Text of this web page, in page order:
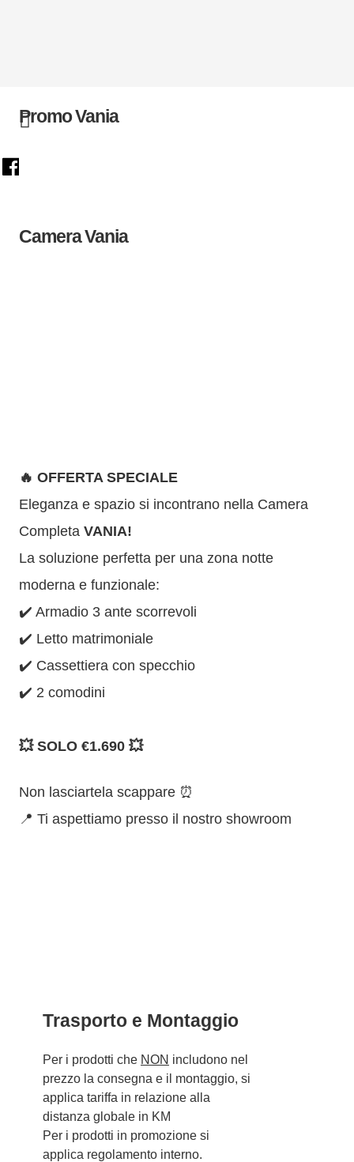
Promo Vania
Camera Vania
🔥 OFFERTA SPECIALE
Eleganza e spazio si incontrano nella Camera
Completa VANIA!
La soluzione perfetta per una zona notte
moderna e funzionale:
✔️ Armadio 3 ante scorrevoli
✔️ Letto matrimoniale
✔️ Cassettiera con specchio
✔️ 2 comodini
💥 SOLO €1.690 💥
Non lasciartela scappare ⏰
📍 Ti aspettiamo presso il nostro showroom
Trasporto e Montaggio
Per i prodotti che NON includono nel
prezzo la consegna e il montaggio, si
applica tariffa in relazione alla
distanza globale in KM
Per i prodotti in promozione si
applica regolamento interno.